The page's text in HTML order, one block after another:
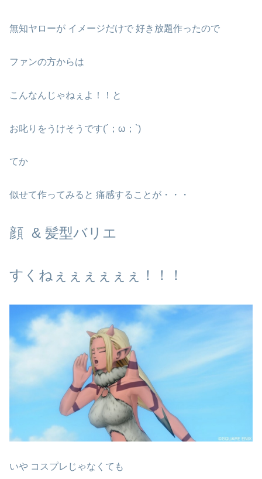
無知ヤローが イメージだけで 好き放題作ったので
ファンの方からは
こんなんじゃねぇよ！！と
お叱りをうけそうです(´；ω；`)
てか
似せて作ってみると 痛感することが・・・
顔 & 髪型バリエ
すくねぇぇぇぇぇぇ！！！
いや コスプレじゃなくても